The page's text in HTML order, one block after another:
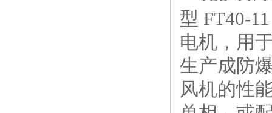
型 FT40-
电机，用
生产成防
风机的性